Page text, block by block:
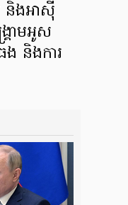
និងអាស៊ី
រាមអូស
ង និងការ